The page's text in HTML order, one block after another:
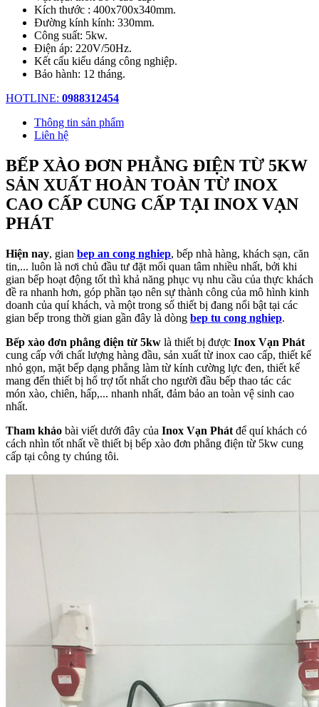
Kích thước : 400x700x340mm.
Đường kính kính: 330mm.
Công suất: 5kw.
Điện áp: 220V/50Hz.
Kết cấu kiểu dáng công nghiệp.
Bảo hành: 12 tháng.
HOTLINE: 0988312454
Thông tin sản phẩm
Liên hệ
BẾP XÀO ĐƠN PHẲNG ĐIỆN TỪ 5KW
SẢN XUẤT HOÀN TOÀN TỪ INOX
CAO CẤP CUNG CẤP TẠI INOX VẠN
PHÁT
Hiện nay, gian bep an cong nghiep, bếp nhà hàng, khách sạn, căn
tin,... luôn là nơi chủ đầu tư đặt mối quan tâm nhiều nhất, bởi khi
gian bếp hoạt động tốt thì khả năng phục vụ nhu cầu của thực khách
đề ra nhanh hơn, góp phần tạo nên sự thành công của mô hình kinh
doanh của quí khách, và một trong số thiết bị đang nổi bật tại các
gian bếp trong thời gian gần đây là dòng bep tu cong nghiep.
Bếp xào đơn phẳng điện từ 5kw là thiết bị được Inox Vạn Phát
cung cấp với chất lượng hàng đầu, sản xuất từ inox cao cấp, thiết kế
nhỏ gọn, mặt bếp dạng phẳng làm từ kính cường lực đen, thiết kế
mang đến thiết bị hổ trợ tốt nhất cho người đầu bếp thao tác các
món xào, chiên, hấp,... nhanh nhất, đảm bảo an toàn vệ sinh cao
nhất.
Tham khảo bài viết dưới đây của Inox Vạn Phát để quí khách có
cách nhìn tốt nhất về thiết bị bếp xào đơn phẳng điện từ 5kw cung
cấp tại công ty chúng tôi.